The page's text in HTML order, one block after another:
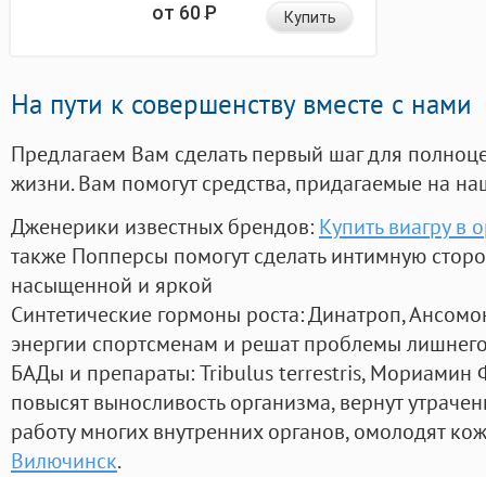
от 60Р Купить
На пути к совершенству вместе с нами
Предлагаем Вам сделать первый шаг для
жизни. Вам помогут средства, придагаемые на
Дженерики известных брендов: Купить виагру в
также Попперсы помогут сделать интимную
насыщенной и яркой
Синтетические гормоны роста: Динатроп,
энергии спортсменам и решат проблемы
БАДы и препараты:Tribulus terrestris, Мориамин
повысят выносливость организма, вернут
работу многих внутренних органов, омолодят
Вилючинск.